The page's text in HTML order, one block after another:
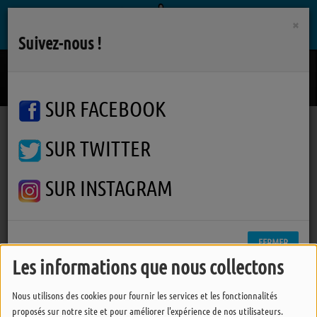
Les informations que nous collectons
Nous utilisons des cookies pour fournir les services et les fonctionnalités
proposés sur notre site et pour améliorer l'expérience de nos utilisateurs.
Podcasts Actualité environnement, écologie
Ile d'Yeu : Quel est le rôle
d'un protecteur de
l'environnement ?
×
Suivez-nous !
SUR FACEBOOK
SUR TWITTER
SUR INSTAGRAM
FERMER